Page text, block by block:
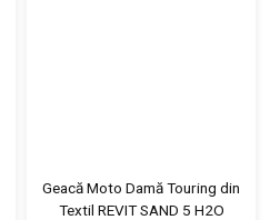
Geacă Moto Damă Touring din
Textil REVIT SAND 5 H2O